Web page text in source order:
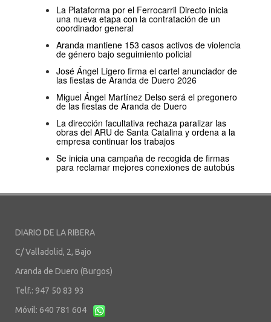
La Plataforma por el Ferrocarril Directo inicia
una nueva etapa con la contratación de un
coordinador general
Aranda mantiene 153 casos activos de violencia
de género bajo seguimiento policial
José Ángel Ligero firma el cartel anunciador de
las fiestas de Aranda de Duero 2026
Miguel Ángel Martínez Delso será el pregonero
de las fiestas de Aranda de Duero
La dirección facultativa rechaza paralizar las
obras del ARU de Santa Catalina y ordena a la
empresa continuar los trabajos
Se inicia una campaña de recogida de firmas
para reclamar mejores conexiones de autobús
DIARIO DE LA RIBERA
C/ Valladolid, 2, Bajo
Aranda de Duero (Burgos)
Telf.: 947 50 83 93
Móvil: 640 781 604